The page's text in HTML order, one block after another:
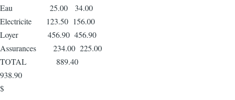
Eau 25.00 34.00
Electricite 123.50 156.00
Loyer 456.90 456.90
Assurances 234.00 225.00
TOTAL 889.40
938.90
$